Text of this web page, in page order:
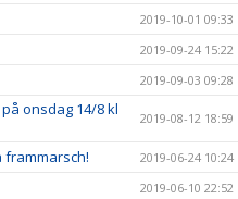
2019-10-01 09:33
2019-09-24 15:22
2019-09-03 09:28
onsdag 14/8 kl
2019-08-12 18:59
frammarsch! 2019-06-24 10:24
2019-06-10 22:52